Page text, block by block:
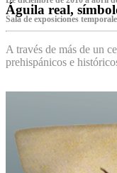
Águila real,
Sala de exposiciones
A través de más de un
prehispánicos e